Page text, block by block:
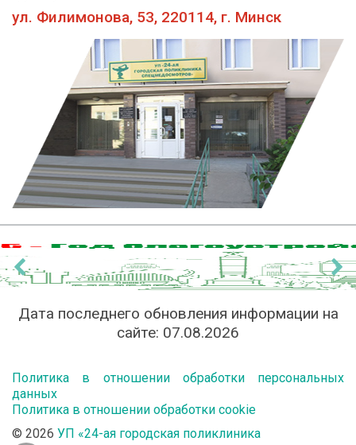
ул. Филимонова, 53, 220114, г. Минск
‹ ›
Дата последнего обновления информации на
сайте: 07.08.2026
Политика в отношении обработки персональных
данных
Политика в отношении обработки cookie
© 2026 УП «24-ая городская поликлиника